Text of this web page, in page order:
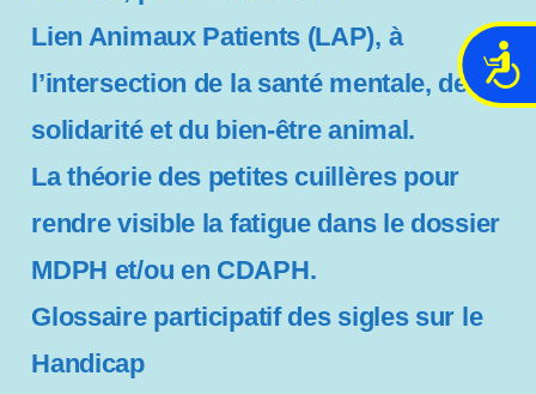
A
i
l
Lien Animaux Patients (LAP), à
l’intersection de la santé mentale, de la
solidarité et du bien-être animal.
La théorie des petites cuillères pour
rendre visible la fatigue dans le dossier
MDPH et/ou en CDAPH.
Glossaire participatif des sigles sur le
Handicap